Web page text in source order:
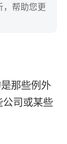
，帮助您更
那些例外
司或某些